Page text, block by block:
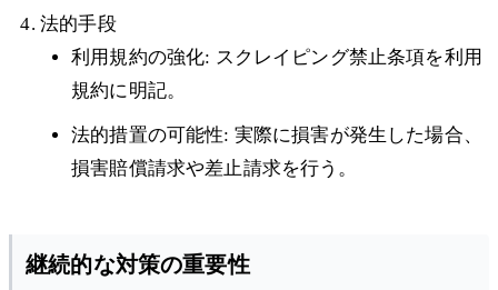
法的手段
利用規約の強化: スクレイピング禁止条項を利用
規約に明記。
法的措置の可能性: 実際に損害が発生した場合、
損害賠償請求や差止請求を行う。
継続的な対策の重要性